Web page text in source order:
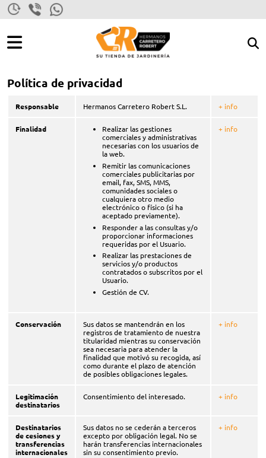
Política de privacidad
Responsable Hermanos Carretero Robert S.L. + info
Finalidad
Realizar las gestiones
comerciales y administrativas
necesarias con los usuarios de
la web.
Remitir las comunicaciones
comerciales publicitarias por
email, fax, SMS, MMS,
comunidades sociales o
cualquiera otro medio
electrónico o físico (si ha
aceptado previamente).
Responder a las consultas y/o
proporcionar informaciones
requeridas por el Usuario.
Realizar las prestaciones de
servicios y/o productos
contratados o subscritos por el
Usuario.
Gestión de CV.
+ info
Conservación
Sus datos se mantendrán en los
registros de tratamiento de nuestra
titularidad mientras su conservación
sea necesaria para atender la
finalidad que motivó su recogida, así
como durante el plazo de atención
de posibles obligaciones legales.
+ info
Legitimación
destinatarios
Consentimiento del interesado. + info
Destinatarios
de cesiones y
transferencias
internacionales
Sus datos no se cederán a terceros
excepto por obligación legal. No se
harán transferencias internacionales
sin su consentimiento previo.
+ info